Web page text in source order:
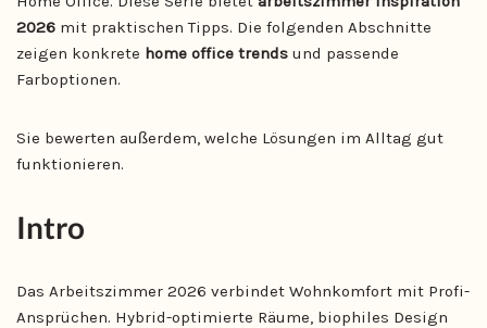
2026 mit praktischen Tipps. Die folgenden Abschnitte
zeigen konkrete home office trends und passende
Farboptionen.
Sie bewerten außerdem, welche Lösungen im Alltag gut
funktionieren.
Intro
Das Arbeitszimmer 2026 verbindet Wohnkomfort mit Profi-
Ansprüchen. Hybrid-optimierte Räume, biophiles Design